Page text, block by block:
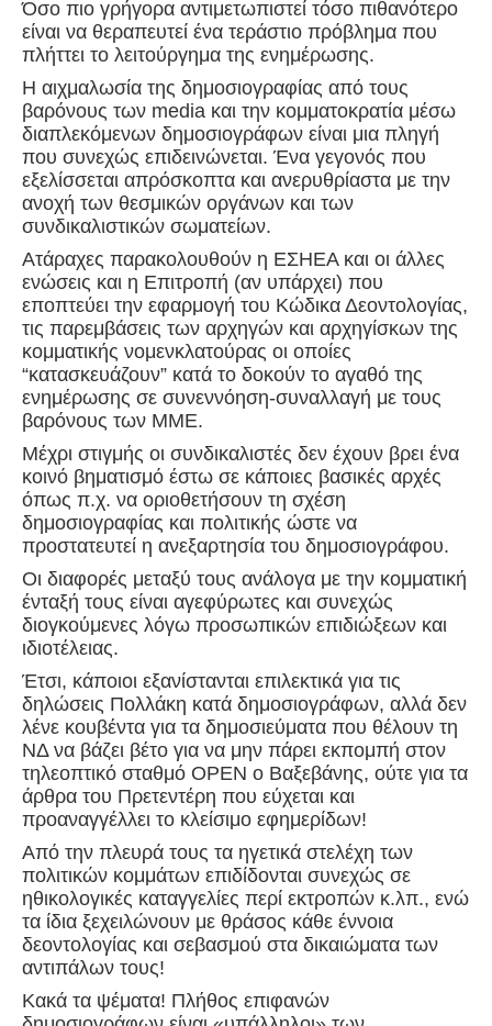
Όσο πιο γρήγορα αντιμετωπιστεί τόσο πιθανότερο
είναι να θεραπευτεί ένα τεράστιο πρόβλημα που
πλήττει το λειτούργημα της ενημέρωσης.
Η αιχμαλωσία της δημοσιογραφίας από τους
βαρόνους των media και την κομματοκρατία μέσω
διαπλεκόμενων δημοσιογράφων είναι μια πληγή
που συνεχώς επιδεινώνεται. Ένα γεγονός που
εξελίσσεται απρόσκοπτα και ανερυθρίαστα με την
ανοχή των θεσμικών οργάνων και των
συνδικαλιστικών σωματείων.
Ατάραχες παρακολουθούν η ΕΣΗΕΑ και οι άλλες
ενώσεις και η Επιτροπή (αν υπάρχει) που
εποπτεύει την εφαρμογή του Κώδικα Δεοντολογίας,
τις παρεμβάσεις των αρχηγών και αρχηγίσκων της
κομματικής νομενκλατούρας οι οποίες
“κατασκευάζουν” κατά το δοκούν το αγαθό της
ενημέρωσης σε συνεννόηση-συναλλαγή με τους
βαρόνους των ΜΜΕ.
Μέχρι στιγμής οι συνδικαλιστές δεν έχουν βρει ένα
κοινό βηματισμό έστω σε κάποιες βασικές αρχές
όπως π.χ. να οριοθετήσουν τη σχέση
δημοσιογραφίας και πολιτικής ώστε να
προστατευτεί η ανεξαρτησία του δημοσιογράφου.
Οι διαφορές μεταξύ τους ανάλογα με την κομματική
ένταξή τους είναι αγεφύρωτες και συνεχώς
διογκούμενες λόγω προσωπικών επιδιώξεων και
ιδιοτέλειας.
Έτσι, κάποιοι εξανίστανται επιλεκτικά για τις
δηλώσεις Πολλάκη κατά δημοσιογράφων, αλλά δεν
λένε κουβέντα για τα δημοσιεύματα που θέλουν τη
ΝΔ να βάζει βέτο για να μην πάρει εκπομπή στον
τηλεοπτικό σταθμό OPEN ο Βαξεβάνης, ούτε για τα
άρθρα του Πρετεντέρη που εύχεται και
προαναγγέλλει το κλείσιμο εφημερίδων!
Από την πλευρά τους τα ηγετικά στελέχη των
πολιτικών κομμάτων επιδίδονται συνεχώς σε
ηθικολογικές καταγγελίες περί εκτροπών κ.λπ., ενώ
τα ίδια ξεχειλώνουν με θράσος κάθε έννοια
δεοντολογίας και σεβασμού στα δικαιώματα των
αντιπάλων τους!
Κακά τα ψέματα! Πλήθος επιφανών